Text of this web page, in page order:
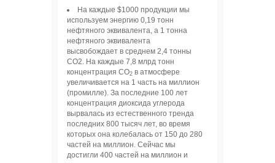
На каждые $1000 продукции мы
используем энергию 0,19 тонн
нефтяного эквивалента, а 1 тонна
нефтяного эквивалента
высвобождает в среднем 2,4 тонны
CO2. На каждые 7,8 млрд тонн
концентрация СО2 в атмосфере
увеличивается на 1 часть на миллион
(промилле). За последние 100 лет
концентрация диоксида углерода
вырвалась из естественного тренда
последних 800 тысяч лет, во время
которых она колебалась от 150 до 280
частей на миллион. Сейчас мы
достигли 400 частей на миллион и